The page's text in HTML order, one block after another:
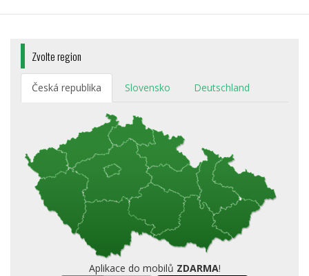
Zvolte region
Česká republika Slovensko Deutschland
Aplikace do mobilů ZDARMA!